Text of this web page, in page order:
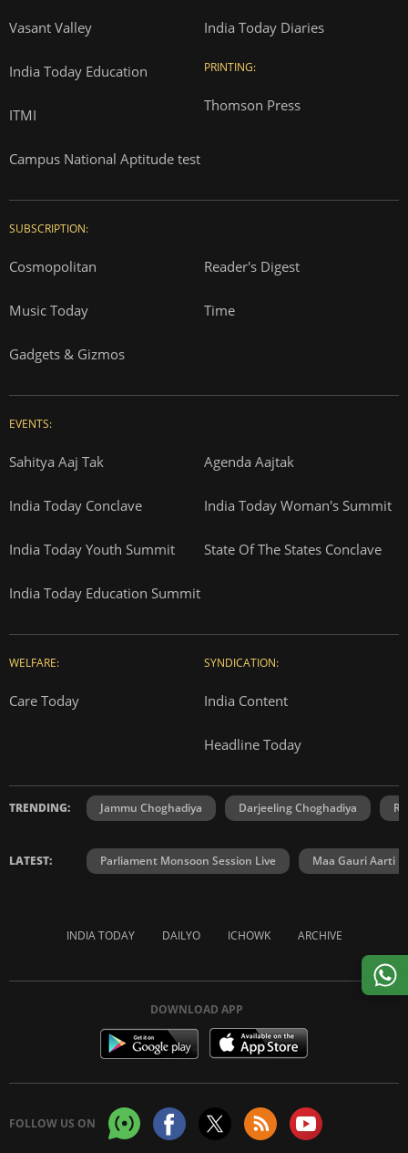
Vasant Valley
India Today Education
ITMI
Campus National Aptitude test
India Today Diaries
PRINTING:
Thomson Press
SUBSCRIPTION:
Cosmopolitan Reader's Digest
Music Today Time
Gadgets & Gizmos
EVENTS:
Sahitya Aaj Tak Agenda Aajtak
India Today Conclave India Today Woman's Summit
India Today Youth Summit State Of The States Conclave
India Today Education Summit
WELFARE:
Care Today
SYNDICATION:
India Content
Headline Today
TRENDING: Jammu Choghadiya Darjeeling Choghadiya
LATEST: Parliament Monsoon Session Live Maa Gauri Aarti
INDIA TODAY DAILYO ICHOWK ARCHIVE
DOWNLOAD APP
FOLLOW US ON